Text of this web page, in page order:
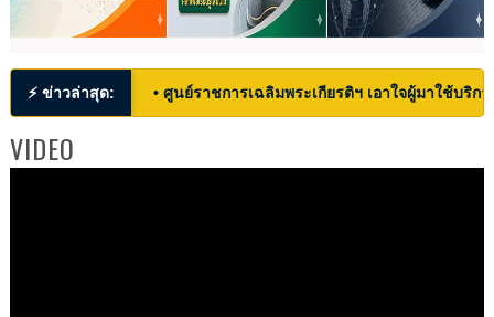
⚡ ข่าวล่าสุด: • ศูนย์ราชการเฉลิมพระเกียรติฯ เอาใจผู้มาใช้บริก
VIDEO